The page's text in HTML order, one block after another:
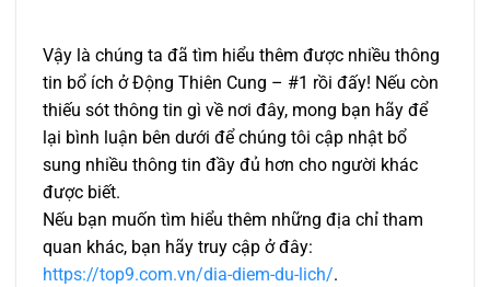
Vậy là chúng ta đã tìm hiểu thêm được nhiều thông
tin bổ ích ở Động Thiên Cung – #1 rồi đấy! Nếu còn
thiếu sót thông tin gì về nơi đây, mong bạn hãy để
lại bình luận bên dưới để chúng tôi cập nhật bổ
sung nhiều thông tin đầy đủ hơn cho người khác
được biết.
Nếu bạn muốn tìm hiểu thêm những địa chỉ tham
quan khác, bạn hãy truy cập ở đây:
https://top9.com.vn/dia-diem-du-lich/.